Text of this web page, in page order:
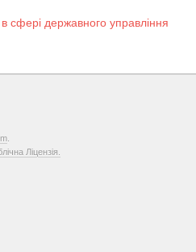
в сфері державного управління
Ліцензія.